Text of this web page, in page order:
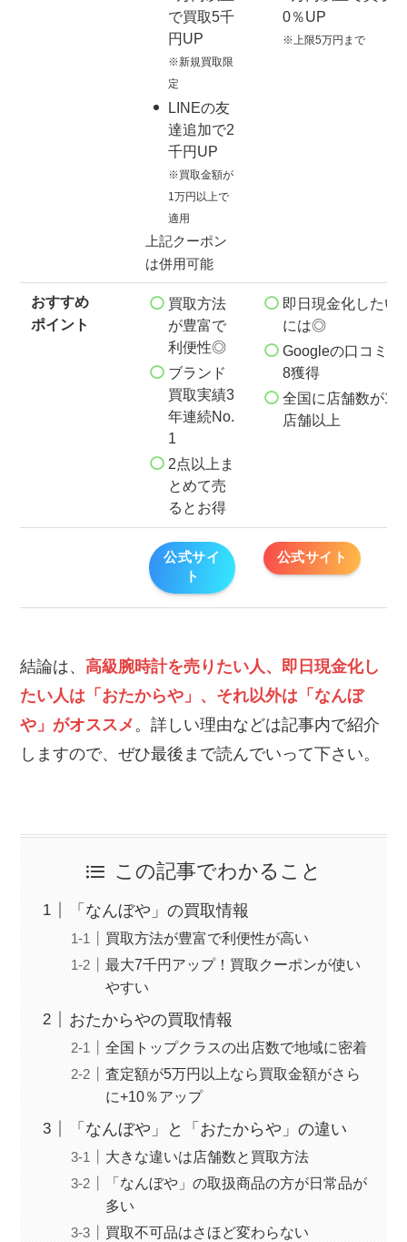
で買取5千
円UP
※新規買取限
定
LINEの友
達追加で2
千円UP
※買取金額が
1万円以上で
適用
上記クーポン
は併用可能
0％UP
※上限5万円まで
おすすめ
ポイント
買取方法
が豊富で
利便性◎
ブランド
買取実績3
年連続No.
1
2点以上ま
とめて売
るとお得
即日現金化したい
には◎
Googleの口コミで
8獲得
全国に店舗数が
店舗以上
公式サイ
ト
公式サイト
結論は、高級腕時計を売りたい人、即日現金化し
たい人は「おたからや」、それ以外は「なんぼ
や」がオススメ。詳しい理由などは記事内で紹介
しますので、ぜひ最後まで読んでいって下さい。
この記事でわかること
「なんぼや」の買取情報
買取方法が豊富で利便性が高い
最大7千円アップ！買取クーポンが使い
やすい
おたからやの買取情報
全国トップクラスの出店数で地域に密着
査定額が5万円以上なら買取金額がさら
に+10％アップ
「なんぼや」と「おたからや」の違い
大きな違いは店舗数と買取方法
「なんぼや」の取扱商品の方が日常品が
多い
買取不可品はさほど変わらない